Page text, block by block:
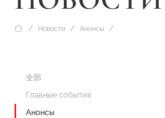
Новости Анонсы
全部
Главные события
Анонсы